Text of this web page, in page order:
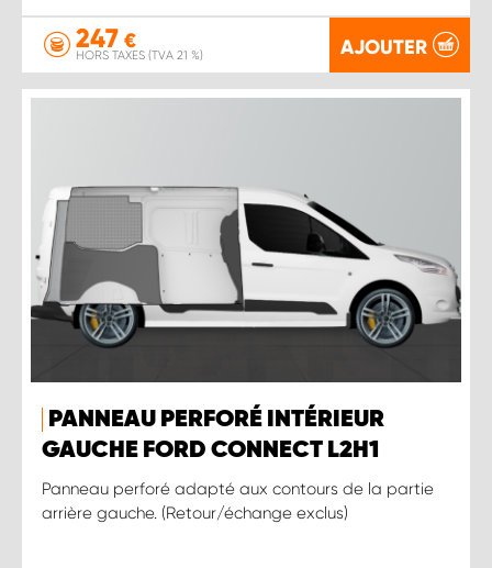
247 €
HORS TAXES (TVA 21 %) AJOUTER
PANNEAU PERFORÉ INTÉRIEUR
GAUCHE FORD CONNECT L2H1
Panneau perforé adapté aux contours de la partie
arrière gauche. (Retour/échange exclus)